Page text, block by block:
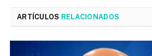
ARTÍCULOS RELACIONADOS